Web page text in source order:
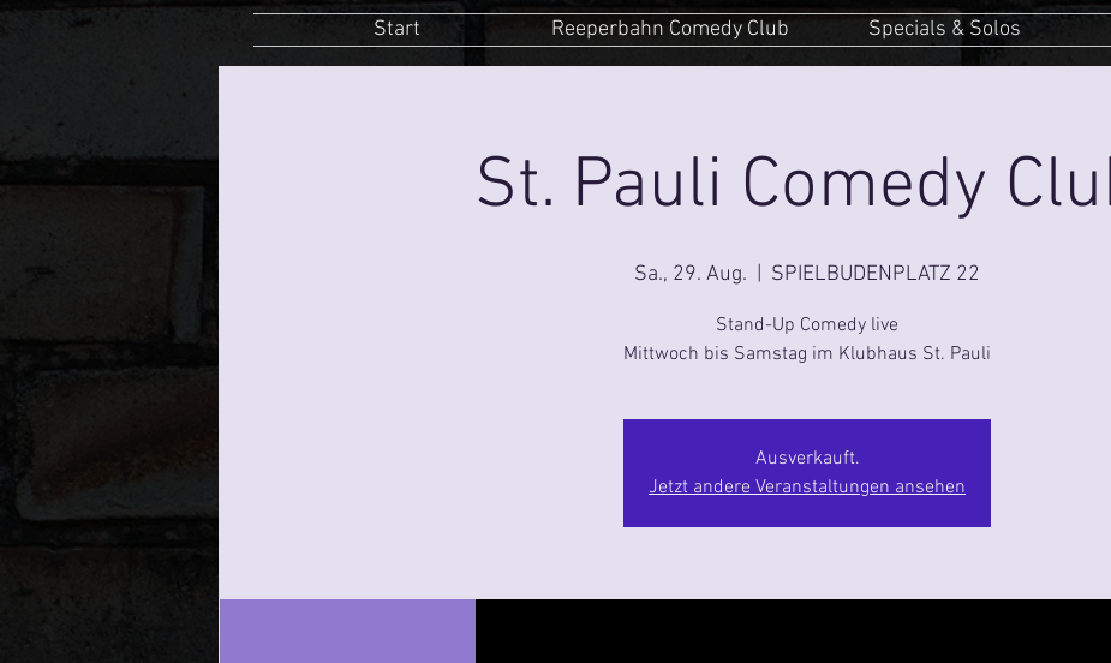
Start Reeperbahn Comedy Club Specials & Solos
St. Pauli Comedy
Sa., 29. Aug. SPIELBUDENPLATZ 22
Stand-Up Comedy live
Mittwoch bis Samstag im Klubhaus St. Pauli
Ausverkauft.
Jetzt andere Veranstaltungen ansehen